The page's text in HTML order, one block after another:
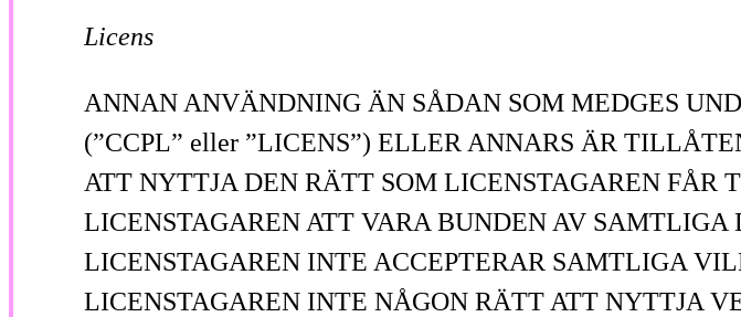
Licens
ANNAN ANVÄNDNING ÄN SÅDAN SOM MEDGES
(”CCPL” eller ”LICENS”) ELLER ANNARS ÄR
ATT NYTTJA DEN RÄTT SOM LICENSTAGAREN
LICENSTAGAREN ATT VARA BUNDEN AV
LICENSTAGAREN INTE ACCEPTERAR SAMTLIGA
LICENSTAGAREN INTE NÅGON RÄTT ATT NYTTJA